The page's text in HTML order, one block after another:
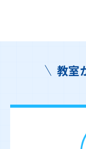
教室